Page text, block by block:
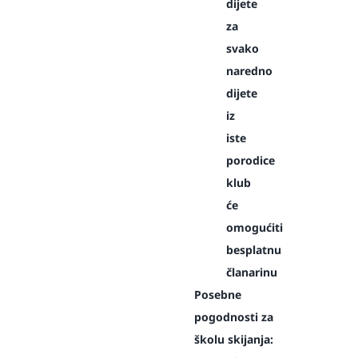
dijete
za
svako
naredno
dijete
iz
iste
porodice
klub
će
omogućiti
besplatnu
članarinu
Posebne
pogodnosti za
školu skijanja: